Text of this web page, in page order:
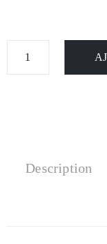
Description